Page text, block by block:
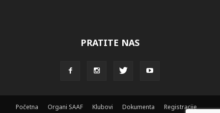
PRATITE NAS
Početna Organi SAAF Klubovi Dokumenta
Registracije